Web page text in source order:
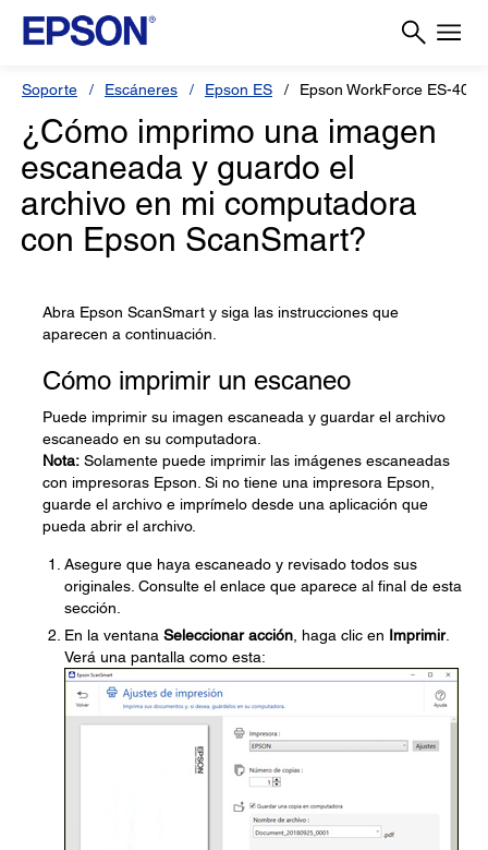
Soporte Escáneres Epson ES Epson WorkForce ES-400
¿Cómo imprimo una imagen
escaneada y guardo el
archivo en mi computadora
con Epson ScanSmart?
Abra Epson ScanSmart y siga las instrucciones que
aparecen a continuación.
Cómo imprimir un escaneo
Puede imprimir su imagen escaneada y guardar el archivo
escaneado en su computadora.
Nota: Solamente puede imprimir las imágenes escaneadas
con impresoras Epson. Si no tiene una impresora Epson,
guarde el archivo e imprímelo desde una aplicación que
pueda abrir el archivo.
Asegure que haya escaneado y revisado todos sus
originales. Consulte el enlace que aparece al final de esta
sección.
En la ventana Seleccionar acción , haga clic en Imprimir.
Verá una pantalla como esta: